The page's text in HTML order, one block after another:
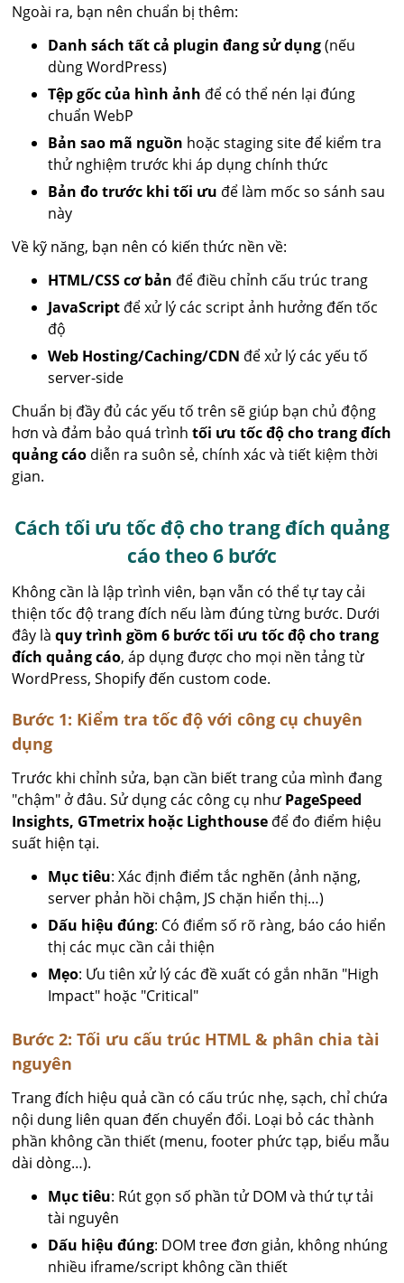
Ngoài ra, bạn nên chuẩn bị thêm:
Danh sách tất cả plugin đang sử dụng(nếu
dùng WordPress)
Tệp gốc của hình ảnh để có thể nén lại đúng
chuẩn WebP
Bản sao mã nguồn hoặc staging site để kiểm tra
thử nghiệm trước khi áp dụng chính thức
Bản đo trước khi tối ưu để làm mốc so sánh sau
này
Về kỹ năng, bạn nên có kiến thức nền về:
HTML/CSS cơ bản để điều chỉnh cấu trúc trang
JavaScript để xử lý các script ảnh hưởng đến tốc
độ
Web Hosting/Caching/CDN để xử lý các yếu tố
server-side
Chuẩn bị đầy đủ các yếu tố trên sẽ giúp bạn chủ động
hơn và đảm bảo quá trìnhtối ưu tốc độ cho trang đích
quảng cáo diễn ra suôn sẻ, chính xác và tiết kiệm thời
gian.
Cách tối ưu tốc độ cho trang đích quảng
cáo theo 6 bước
Không cần là lập trình viên, bạn vẫn có thể tự tay cải
thiện tốc độ trang đích nếu làm đúng từng bước. Dưới
đây làquy trình gồm 6 bước tối ưu tốc độ cho trang
đích quảng cáo, áp dụng được cho mọi nền tảng từ
WordPress, Shopify đến custom code.
Bước 1: Kiểm tra tốc độ với công cụ chuyên
dụng
Trước khi chỉnh sửa, bạn cần biết trang của mình đang
"chậm" ở đâu. Sử dụng các công cụ như PageSpeed
Insights, GTmetrix hoặc Lighthouse để đo điểm hiệu
suất hiện tại.
Mục tiêu: Xác định điểm tắc nghẽn (ảnh nặng,
server phản hồi chậm, JS chặn hiển thị…)
Dấu hiệu đúng: Có điểm số rõ ràng, báo cáo hiển
thị các mục cần cải thiện
Mẹo: Ưu tiên xử lý các đề xuất có gắn nhãn "High
Impact" hoặc "Critical"
Bước 2: Tối ưu cấu trúc HTML & phân chia tài
nguyên
Trang đích hiệu quả cần có cấu trúc nhẹ, sạch, chỉ chứa
nội dung liên quan đến chuyển đổi. Loại bỏ các thành
phần không cần thiết (menu, footer phức tạp, biểu mẫu
dài dòng…).
Mục tiêu: Rút gọn số phần tử DOM và thứ tự tải
tài nguyên
Dấu hiệu đúng: DOM tree đơn giản, không nhúng
nhiều iframe/script không cần thiết